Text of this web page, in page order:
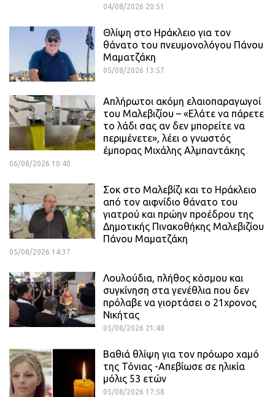
04/08/2026 20:51
Θλίψη στο Ηράκλειο για τον
θάνατο του πνευμονολόγου Πάνου
Μαματζάκη
05/08/2026 13:57
Απλήρωτοι ακόμη ελαιοπαραγωγοί
του Μαλεβιζίου – «Ελάτε να πάρετε
το λάδι σας αν δεν μπορείτε να
περιμένετε», λέει ο γνωστός
έμπορας Μιχάλης Αλμπαντάκης
06/08/2026 10:40
Σοκ στο Μαλεβίζι και το Ηράκλειο
από τον αιφνίδιο θάνατο του
γιατρού και πρώην προέδρου της
Δημοτικής Πινακοθήκης Μαλεβιζίου
Πάνου Μαματζάκη
05/08/2026 14:37
Λουλούδια, πλήθος κόσμου και
συγκίνηση στα γενέθλια που δεν
πρόλαβε να γιορτάσει ο 21χρονος
Νικήτας
05/08/2026 21:48
Βαθιά θλίψη για τον πρόωρο χαμό
της Τόνιας -Απεβίωσε σε ηλικία
μόλις 53 ετών
05/08/2026 17:58